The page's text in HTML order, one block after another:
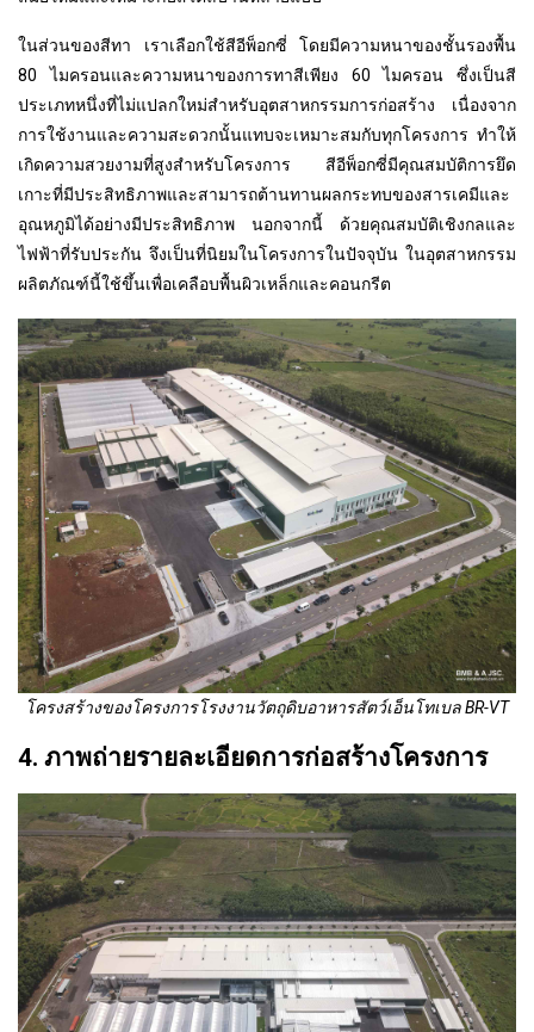
ในส่วนของสีทา เราเลือกใช้สีอีพ็อกซี่ โดยมีความหนาของชั้นรองพื้น
80 ไมครอนและความหนาของการทาสีเพียง 60 ไมครอน ซึ่งเป็นสี
ประเภทหนึ่งที่ไม่แปลกใหม่สำหรับอุตสาหกรรมการก่อสร้าง เนื่องจาก
การใช้งานและความสะดวกนั้นแทบจะเหมาะสมกับทุกโครงการ ทำให้
เกิดความสวยงามที่สูงสำหรับโครงการ สีอีพ็อกซี่มีคุณสมบัติการยึด
เกาะที่มีประสิทธิภาพและสามารถต้านทานผลกระทบของสารเคมีและ
อุณหภูมิได้อย่างมีประสิทธิภาพ นอกจากนี้ ด้วยคุณสมบัติเชิงกลและ
ไฟฟ้าที่รับประกัน จึงเป็นที่นิยมในโครงการในปัจจุบัน ในอุตสาหกรรม
ผลิตภัณฑ์นี้ใช้ขึ้นเพื่อเคลือบพื้นผิวเหล็กและคอนกรีต
โครงสร้างของโครงการโรงงานวัตถุดิบอาหารสัตว์เอ็นโทเบล BR-VT
4. ภาพถ่ายรายละเอียดการก่อสร้างโครงการ